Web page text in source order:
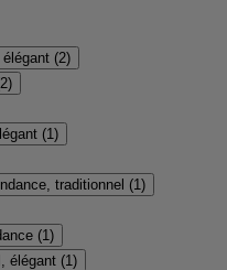
(2)
2)
(1)
traditionnel (1)
(1)
élégant (1)